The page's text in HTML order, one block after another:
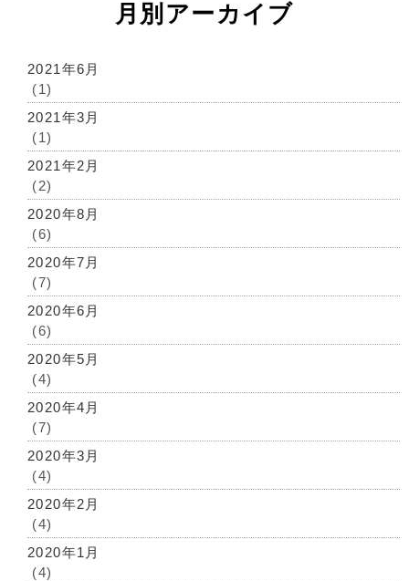
月別アーカイブ
2021年6月
(1)
2021年3月
(1)
2021年2月
(2)
2020年8月
(6)
2020年7月
(7)
2020年6月
(6)
2020年5月
(4)
2020年4月
(7)
2020年3月
(4)
2020年2月
(4)
2020年1月
(4)